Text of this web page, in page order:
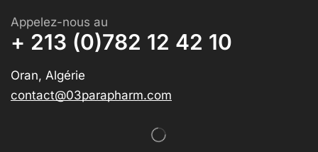
Appelez-nous au
+ 213 (0)782 12 42 10
Oran, Algérie
contact@03parapharm.com